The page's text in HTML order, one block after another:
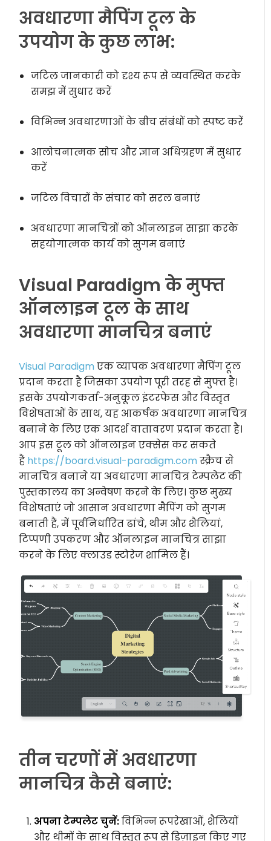
अवधारणा मैपिंग टूल के
उपयोग के कुछ लाभ:
जटिल जानकारी को दृश्य रूप से व्यवस्थित करके
समझ में सुधार करें
विभिन्न अवधारणाओं के बीच संबंधों को स्पष्ट करें
आलोचनात्मक सोच और ज्ञान अधिग्रहण में सुधार
करें
जटिल विचारों के संचार को सरल बनाएं
अवधारणा मानचित्रों को ऑनलाइन साझा करके
सहयोगात्मक कार्य को सुगम बनाएं
Visual Paradigm के मुफ्त
ऑनलाइन टूल के साथ
अवधारणा मानचित्र बनाएं
Visual Paradigmएक व्यापक अवधारणा मैपिंग टूल
प्रदान करता है जिसका उपयोग पूरी तरह से मुफ्त है।
इसके उपयोगकर्ता-अनुकूल इंटरफेस और विस्तृत
विशेषताओं के साथ, यह आकर्षक अवधारणा मानचित्र
बनाने के लिए एक आदर्श वातावरण प्रदान करता है।
आप इस टूल को ऑनलाइन एक्सेस कर सकते
हैं https://board.visual-paradigm.comस्क्रैच से
मानचित्र बनाने या अवधारणा मानचित्र टेम्पलेट की
पुस्तकालय का अन्वेषण करने के लिए। कुछ मुख्य
विशेषताएं जो आसान अवधारणा मैपिंग को सुगम
बनाती हैं, में पूर्वनिर्धारित ढांचे, थीम और शैलियां,
टिप्पणी उपकरण और ऑनलाइन मानचित्र साझा
करने के लिए क्लाउड स्टोरेज शामिल हैं।
तीन चरणों में अवधारणा
मानचित्र कैसे बनाएं:
अपना टेम्पलेट चुनें:विभिन्न रूपरेखाओं, शैलियों
और थीमों के साथ विस्तृत रूप से डिज़ाइन किए गए